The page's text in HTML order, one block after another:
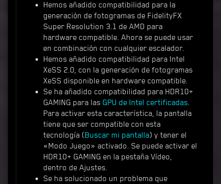
Hemos añadido compatibilidad para la
generación de fotogramas de FidelityFX
Super Resolution 3.1 de AMD para
hardware compatible. Ahora se puede usar
en combinación con cualquier escalador.
Hemos añadido compatibilidad para Intel
XeSS 2.0, con la generación de fotogramas
XeSS disponible en hardware compatible.
Se ha añadido compatibilidad para HDR10+
GAMING para las GPU de Intel certificadas.
Para activar esta característica, la pantalla
tiene que ser compatible con esta
tecnología ( Buscar mi pantalla) y tener el
«Modo Juego» activado. Se puede activar el
HDR10+ GAMING en la pestaña Vídeo,
dentro de Ajustes.
Se ha solucionado un problema que